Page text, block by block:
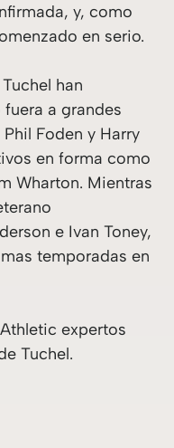
y, como
en serio.
han
a grandes
Foden y Harry
en forma como
Wharton. Mientras
e Ivan Toney,
temporadas en
Athletic expertos
Tuchel.